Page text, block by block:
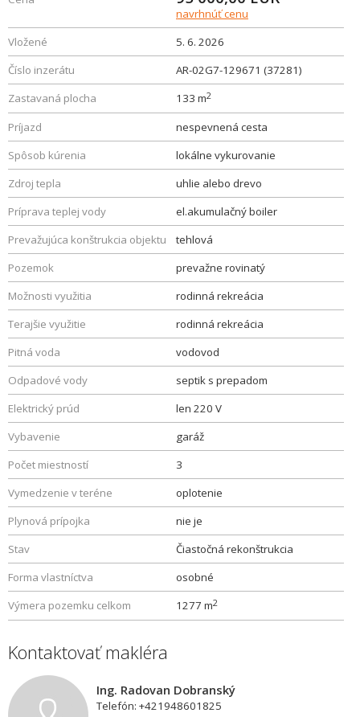
navrhnúť cenu
Vložené
5. 6. 2026
Číslo inzerátu
AR-02G7-129671 (37281)
Zastavaná plocha
133 m2
Príjazd
nespevnená cesta
Spôsob kúrenia
lokálne vykurovanie
Zdroj tepla
uhlie alebo drevo
Príprava teplej vody
el.akumulačný boiler
Prevažujúca konštrukcia objektu
tehlová
Pozemok
prevažne rovinatý
Možnosti využitia
rodinná rekreácia
Terajšie využitie
rodinná rekreácia
Pitná voda
vodovod
Odpadové vody
septik s prepadom
Elektrický prúd
len 220 V
Vybavenie
garáž
Počet miestností
3
Vymedzenie v teréne
oplotenie
Plynová prípojka
nie je
Stav
Čiastočná rekonštrukcia
Forma vlastníctva
osobné
Výmera pozemku celkom
1277 m2
Kontaktovať makléra
Ing. Radovan Dobranský
Telefón: +421948601825